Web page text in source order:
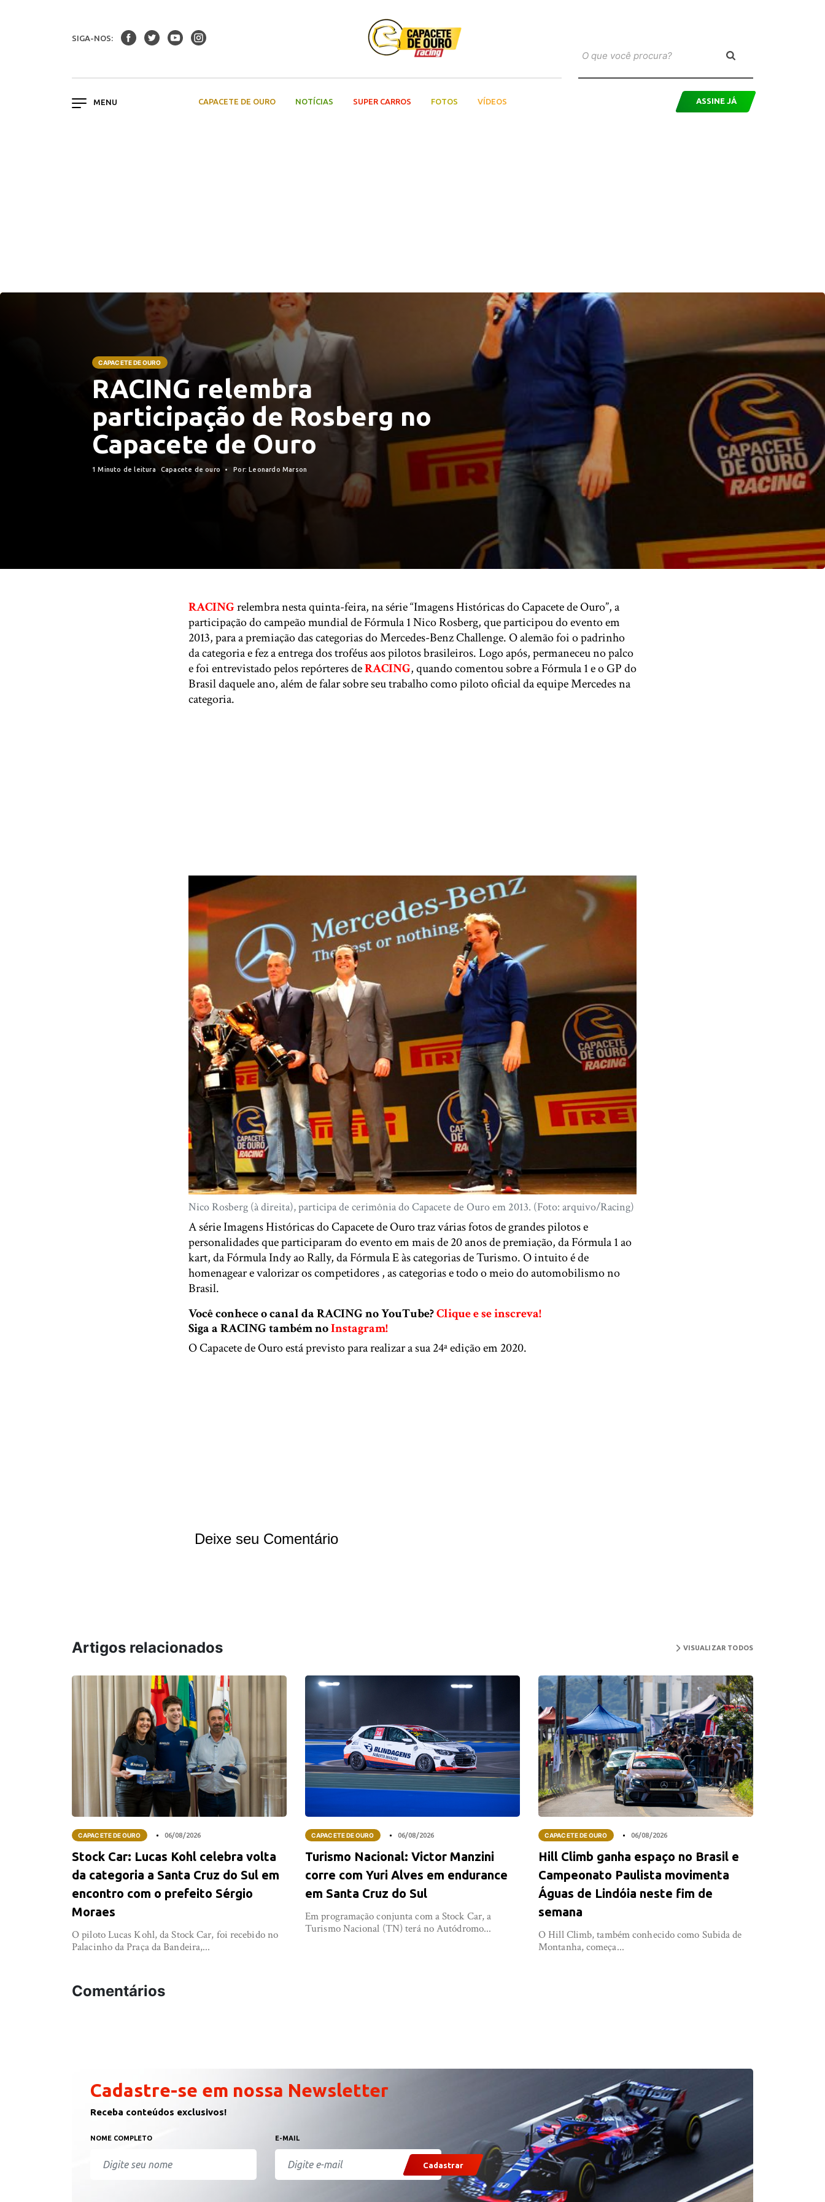
SIGA-NOS:
CAPACETE DE OURO NOTÍCIAS SUPER CARROS FOTOS VÍDEOS ASSINE JÁ
CAPACETE DE OURO
RACING relembra
participação de Rosberg no
Capacete de Ouro
1 Minuto de leitura Capacete de ouro Por: Leonardo Marson
RACINGrelembra nesta quinta-feira, na série “Imagens Históricas do Capacete de Ouro”, a
participação do campeão mundial de Fórmula 1 Nico Rosberg, que participou do evento em
2013, para a premiação das categorias do Mercedes-Benz Challenge. O alemão foi o padrinho
da categoria e fez a entrega dos troféus aos pilotos brasileiros. Logo após, permaneceu no palco
e foi entrevistado pelos repórteres deRACING, quando comentou sobre a Fórmula 1 e o GP do
Brasil daquele ano, além de falar sobre seu trabalho como piloto oficial da equipe Mercedes na
categoria.
Nico Rosberg (à direita), participa de cerimônia do Capacete de Ouro em 2013. (Foto: arquivo/Racing)
A série Imagens Históricas do Capacete de Ouro traz várias fotos de grandes pilotos e
personalidades que participaram do evento em mais de 20 anos de premiação, da Fórmula 1 ao
kart, da Fórmula Indy ao Rally, da Fórmula E às categorias de Turismo. O intuito é de
homenagear e valorizar os competidores , as categorias e todo o meio do automobilismo no
Brasil.
Você conhece o canal da RACING no YouTube?Clique e se inscreva!
Siga a RACING também noInstagram!
O Capacete de Ouro está previsto para realizar a sua 24ª edição em 2020.
Deixe seu Comentário
Artigos relacionados VISUALIZAR TODOS
CAPACETE DE OURO 06/08/2026
Stock Car: Lucas Kohl celebra volta
da categoria a Santa Cruz do Sul em
encontro com o prefeito Sérgio
Moraes
O piloto Lucas Kohl, da Stock Car, foi recebido no
Palacinho da Praça da Bandeira,...
CAPACETE DE OURO 06/08/2026
Turismo Nacional: Victor Manzini
corre com Yuri Alves em endurance
em Santa Cruz do Sul
Em programação conjunta com a Stock Car, a
Turismo Nacional (TN) terá no Autódromo...
CAPACETE DE OURO 06/08/2026
Hill Climb ganha espaço no Brasil e
Campeonato Paulista movimenta
Águas de Lindóia neste fim de
semana
O Hill Climb, também conhecido como Subida de
Montanha, começa...
Comentários
Cadastre-se em nossa Newsletter
Receba conteúdos exclusivos!
NOME COMPLETO E-MAIL
Cadastrar